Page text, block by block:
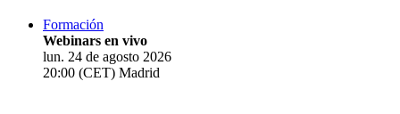
Formación
Webinars en vivo
lun. 24 de agosto 2026
20:00 (CET) Madrid